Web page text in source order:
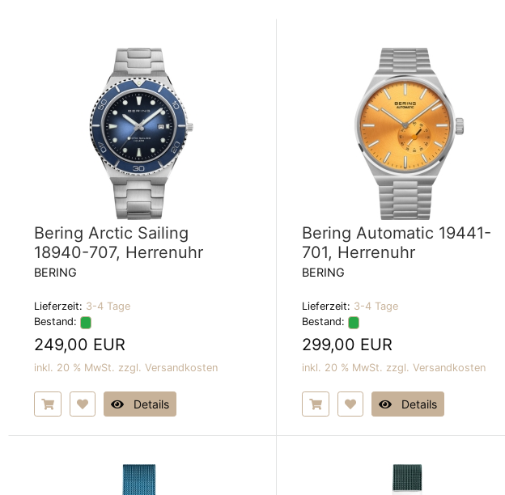
Bering Arctic Sailing
18940-707, Herrenuhr
BERING
Lieferzeit: 3-4 Tage
Bestand:
249,00 EUR
inkl. 20 % MwSt. zzgl. Versandkosten
Details
Bering Automatic 19441-
701, Herrenuhr
BERING
Lieferzeit: 3-4 Tage
Bestand:
299,00 EUR
inkl. 20 % MwSt. zzgl. Versandkosten
Details